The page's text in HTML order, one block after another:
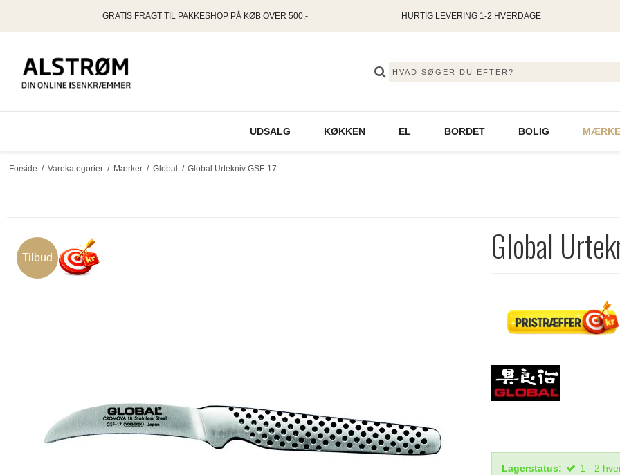
GRATIS FRAGT TIL PAKKESHOPPÅ KØB OVER 500,- HURTIG LEVERING1-2 HVERDAGE
UDSALG KØKKEN EL BORDET BOLIG
Forside / Varekategorier / Mærker / Global / Global Urtekniv GSF-17
Tilbud Global
Lagerstatus: 1 - 2